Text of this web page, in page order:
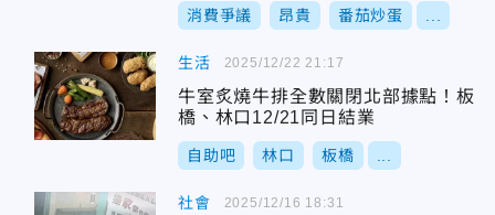
消費爭議 昂貴 番茄炒蛋
生活
牛室炙燒牛排全數關閉北部據點！板
橋、林口12/21同日結業
自助吧 林口 板橋
2025/12/22 21:17
社會 2025/12/16 18:31